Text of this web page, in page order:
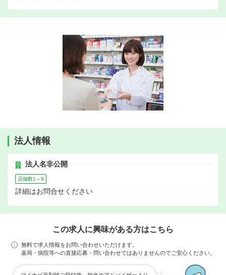
法人情報
法人名非公開
店舗数1～9
詳細はお問合せください
この求人に興味がある方はこちら
無料で求人情報をお問い合わせいただけます。
薬局・病院等への直接応募・問い合わせではありませんのでご安心ください。